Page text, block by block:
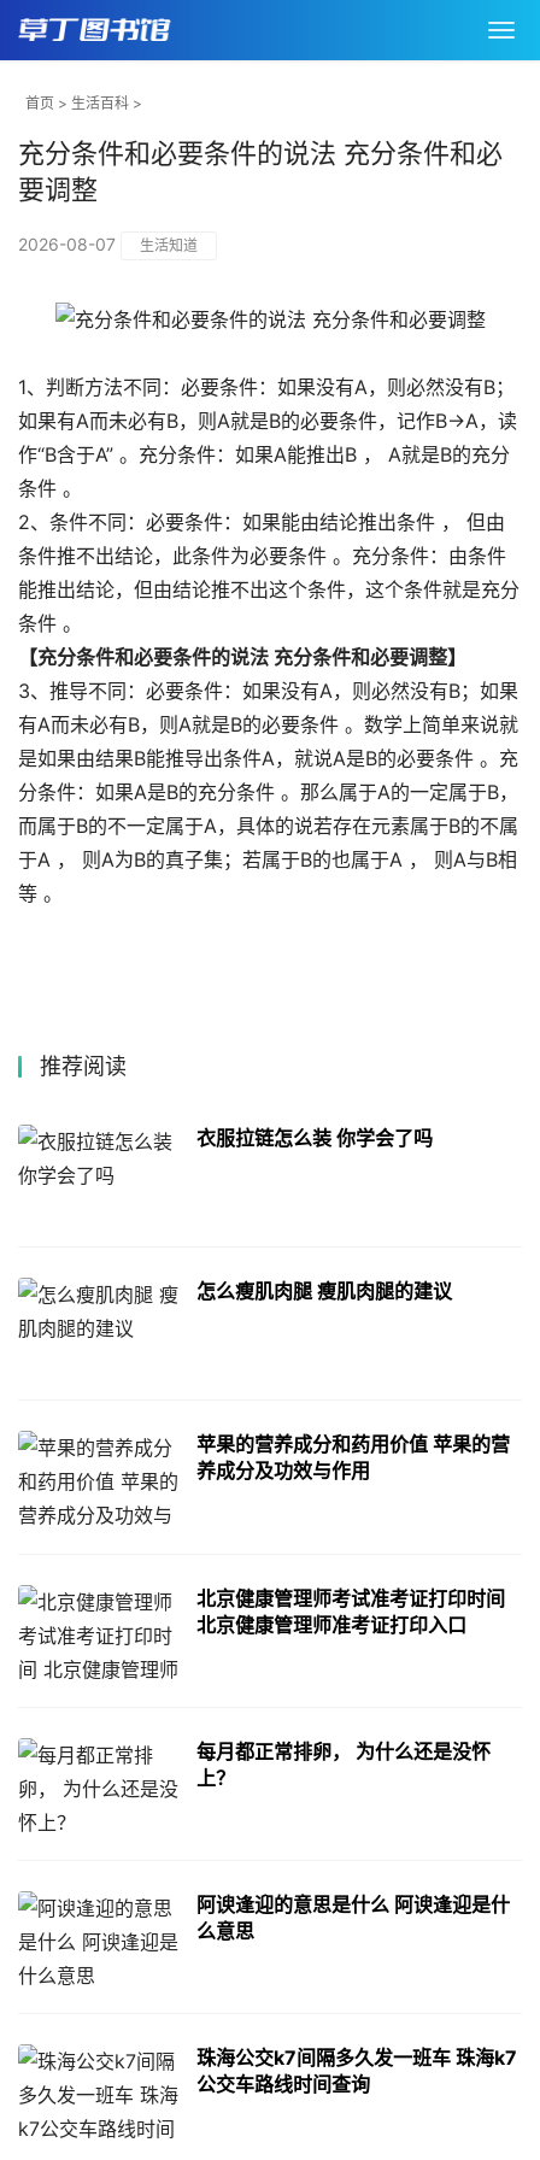
首页 > 生活百科 >
充分条件和必要条件的说法 充分条件和必
要调整
2026-08-07 生活知道
1、判断方法不同：必要条件：如果没有A，则必然没有B；
如果有A而未必有B，则A就是B的必要条件，记作B→A，读
作“B含于A” 。充分条件：如果A能推出B ， A就是B的充分
条件 。
2、条件不同：必要条件：如果能由结论推出条件 ， 但由
条件推不出结论，此条件为必要条件 。充分条件：由条件
能推出结论，但由结论推不出这个条件，这个条件就是充分
条件 。
【充分条件和必要条件的说法 充分条件和必要调整】
3、推导不同：必要条件：如果没有A，则必然没有B；如果
有A而未必有B，则A就是B的必要条件 。数学上简单来说就
是如果由结果B能推导出条件A，就说A是B的必要条件 。充
分条件：如果A是B的充分条件 。那么属于A的一定属于B，
而属于B的不一定属于A，具体的说若存在元素属于B的不属
于A ， 则A为B的真子集；若属于B的也属于A ， 则A与B相
等 。
推荐阅读
衣服拉链怎么装 你学会了吗
怎么瘦肌肉腿 瘦肌肉腿的建议
苹果的营养成分和药用价值 苹果的营
养成分及功效与作用
北京健康管理师考试准考证打印时间
北京健康管理师准考证打印入口
每月都正常排卵， 为什么还是没怀
上？
阿谀逢迎的意思是什么 阿谀逢迎是什
么意思
珠海公交k7间隔多久发一班车 珠海k7
公交车路线时间查询